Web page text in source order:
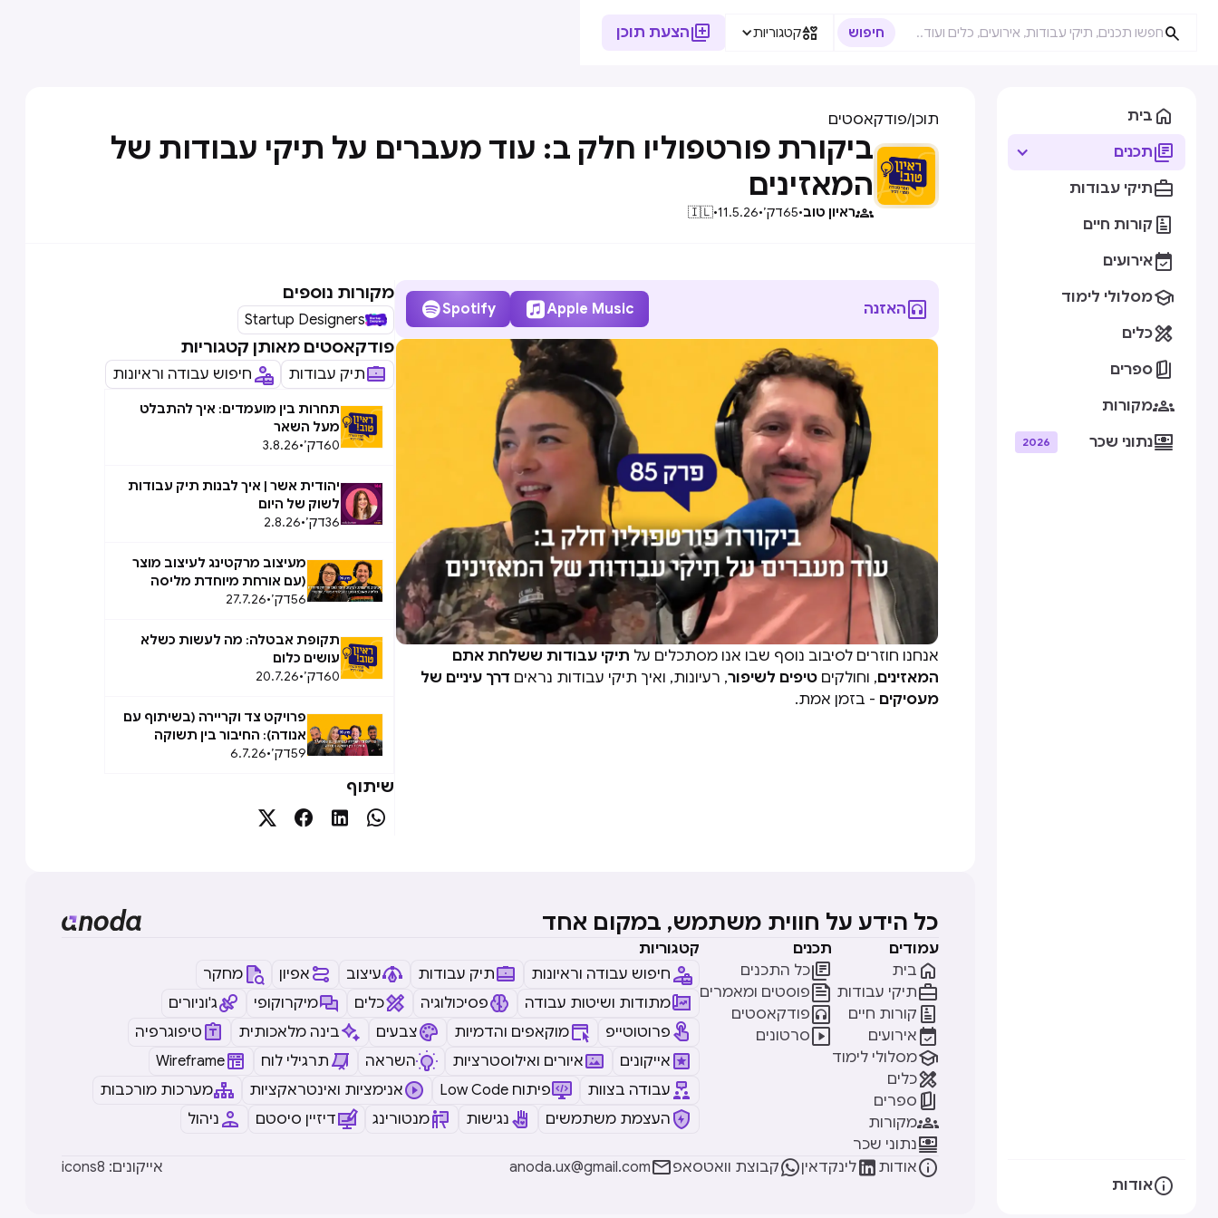

קטגוריות הצעת תוכן
 בית
תכנים
תיקי עבודות
 קורות חיים
אירועים
מסלולי לימוד
כלים
 ספרים
מקורות
נתוני שכר 2026
אודות
תוכן/פודקאסטים
ביקורת פורטפוליו חלק ב: עוד מעברים על תיקי עבודות של
המאזינים
ראיון טוב•
65דק׳•
11.5.26
•
🇮🇱
האזנה Apple Music

Spotify

אנחנו חוזרים לסיבוב נוסף שבו אנו מסתכלים על תיקי עבודות ששלחת אתם
המאזינים, וחולקים טיפים לשיפור, רעיונות, ואיך תיקי עבודות נראים דרך עיניים של
מעסיקים - בזמן אמת.
מקורות נוספים
Startup Designers
פודקאסטים מאותן קטגוריות
תיק עבודות חיפוש עבודה וראיונות
תחרות בין מועמדים: איך להתבלט
מעל השאר
60דק׳•
3.8.26
יהודית אשר | איך לבנות תיק עבודות
לשוק של היום
36דק׳•
2.8.26
מעיצוב מרקטינג לעיצוב מוצר
(עם אורחת מיוחדת מליסה
טאוב): המעבר הבלתי אפשרי,
56דק׳•
27.7.26
תקופת אבטלה: מה לעשות כשלא
עושים כלום
60דק׳•
20.7.26
פרויקט צד וקריירה (בשיתוף עם
אנודה): החיבור בין תשוקה
ועבודה
59דק׳•
6.7.26
שיתוף




כל הידע על חווית משתמש, במקום אחד
עמודים
בית 
תיקי עבודות
קורות חיים 
אירועים 
מסלולי לימוד
כלים
ספרים 
מקורות
נתוני שכר
תכנים
כל התכנים
פוסטים ומאמרים
פודקאסטים
סרטונים
קטגוריות
חיפוש עבודה וראיונות
תיק עבודות עיצוב אפיון
מחקר
מתודות ושיטות עבודה
פסיכולוגיה כלים מיקרוקופי
ג'וניורים
פרוטוטייפ
מוקאפים והדמיות צבעים בינה מלאכותית
טיפוגרפיה
אייקונים
איורים ואילוסטרציות השראה תרגילי לוח
Wireframe
עבודה בצוות
Low Code פיתוח אנימציות ואינטראקציות
מערכות מורכבות
העצמת משתמשים
נגישות מנטורינג דיזיין סיסטם ניהול
אודות לינקדאין קבוצת וואטסאפ
anoda.ux@gmail.com icons8 :אייקונים